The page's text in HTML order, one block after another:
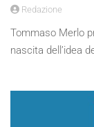
Redazione
Tommaso Merlo
nascita dell’idea